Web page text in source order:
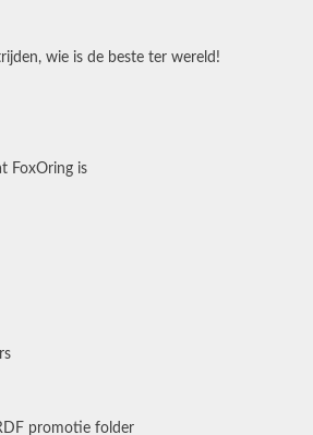
wie is de beste ter wereld!
FoxOring is
promotie folder